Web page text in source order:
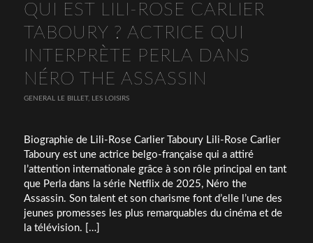
QUI EST LILI-ROSE CARLIER
TABOURY ? ACTRICE QUI
INTERPRÈTE PERLA DANS
NÉRO THE ASSASSIN
GENERAL LE BILLET, LES LOISIRS
Biographie de Lili-Rose Carlier Taboury Lili-Rose Carlier
Taboury est une actrice belgo-française qui a attiré
l’attention internationale grâce à son rôle principal en tant
que Perla dans la série Netflix de 2025, Néro the
Assassin. Son talent et son charisme font d’elle l’une des
jeunes promesses les plus remarquables du cinéma et de
la télévision. […]